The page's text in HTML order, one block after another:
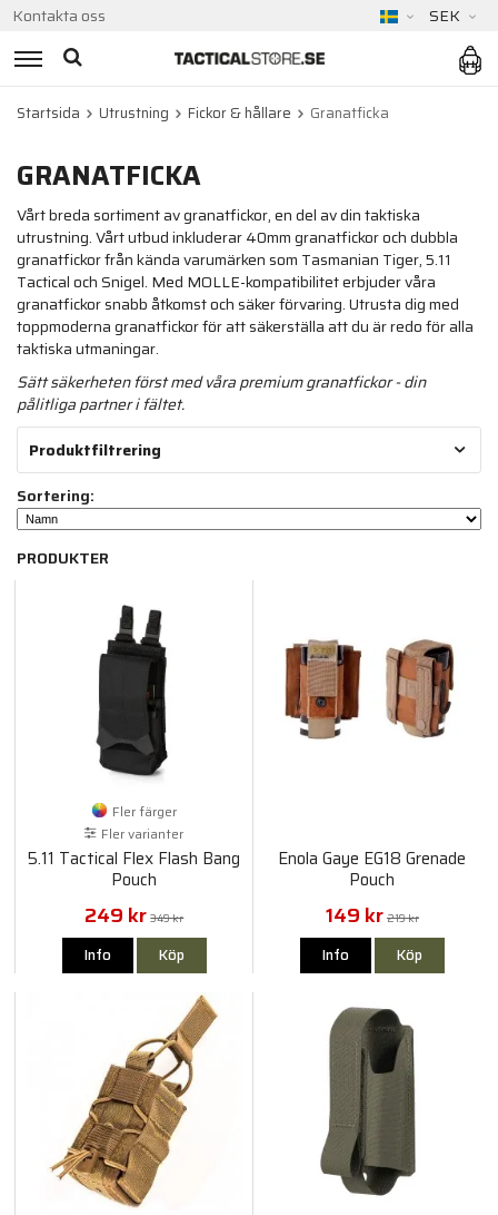
Kontakta oss SEK
Startsida Utrustning Fickor & hållare Granatficka
GRANATFICKA
Vårt breda sortiment av granatfickor, en del av din taktiska
utrustning. Vårt utbud inkluderar 40mm granatfickor och dubbla
granatfickor från kända varumärken som Tasmanian Tiger, 5.11
Tactical och Snigel. Med MOLLE-kompatibilitet erbjuder våra
granatfickor snabb åtkomst och säker förvaring. Utrusta dig med
toppmoderna granatfickor för att säkerställa att du är redo för alla
taktiska utmaningar.
Sätt säkerheten först med våra premium granatfickor - din
pålitliga partner i fältet.
Produktfiltrering
Sortering:
PRODUKTER
Fler färger
Fler varianter
5.11 Tactical Flex Flash Bang
Pouch
249 kr 349 kr
Info Köp
Enola Gaye EG18 Grenade
Pouch
149 kr 219 kr
Info Köp